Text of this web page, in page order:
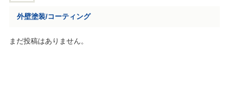
お客様の声
求人募集・協力会社募集
外壁塗装/コーティング
まだ投稿はありません。